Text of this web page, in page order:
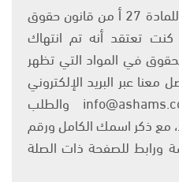
يتم الاستخدام المواد وفقًا للمادة 27 أ من قانون حقوق
2007، وإن كنت تعتقد أنه تم انتهاك
في المواد التي تظهر
عبر البريد الإلكتروني
على العنوان التالي: info@ashams.com والطلب
مع ذكر اسمك الكامل ورقم
ورابط للصفحة ذات الصلة